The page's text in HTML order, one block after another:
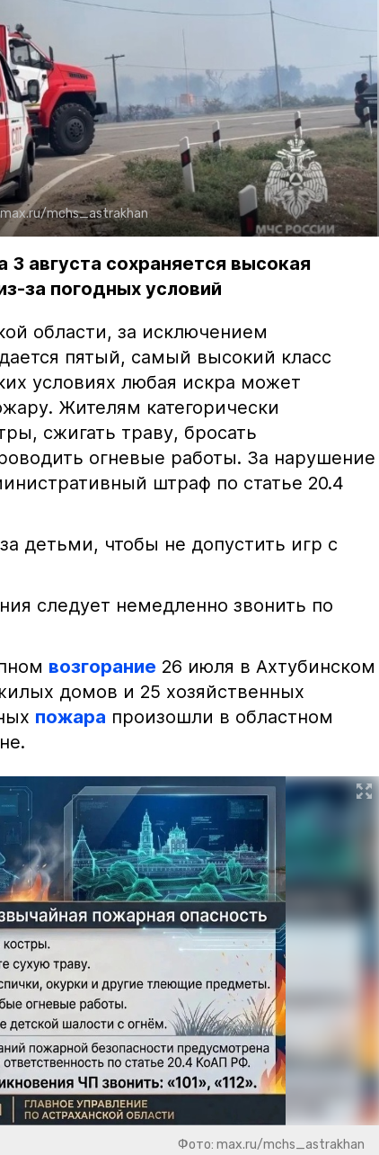
max.ru/mchs_astrakhan
3 августа сохраняется высокая
за погодных условий
области, за исключением
пятый, самый высокий класс
условиях любая искра может
Жителям категорически
сжигать траву, бросать
огневые работы. За нарушение
штраф по статье 20.4
детьми, чтобы не допустить игр с
следует немедленно звонить по
возгорание 26 июля в Ахтубинском
домов и 25 хозяйственных
пожара произошли в областном
Фото: max.ru/mchs_astrakhan